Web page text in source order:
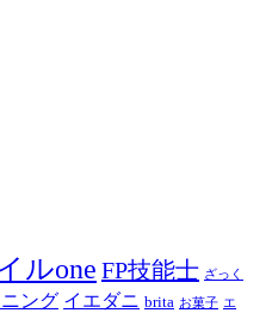
ルone FP技能士 ざっく
ング イエダニ brita お菓子 エ